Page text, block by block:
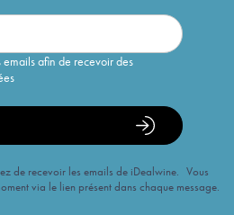
afin de recevoir des
de recevoir les emails de iDealwine. Vous
via le lien présent dans chaque message.